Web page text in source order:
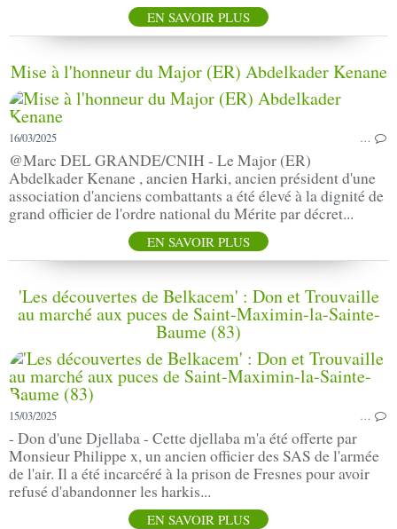
EN SAVOIR PLUS
Mise à l'honneur du Major (ER) Abdelkader Kenane
16/03/2025 …
@Marc DEL GRANDE/CNIH - Le Major (ER)
Abdelkader Kenane , ancien Harki, ancien président d'une
association d'anciens combattants a été élevé à la dignité de
grand officier de l'ordre national du Mérite par décret...
EN SAVOIR PLUS
'Les découvertes de Belkacem' : Don et Trouvaille
au marché aux puces de Saint-Maximin-la-Sainte-
Baume (83)
15/03/2025 …
- Don d'une Djellaba - Cette djellaba m'a été offerte par
Monsieur Philippe x, un ancien officier des SAS de l'armée
de l'air. Il a été incarcéré à la prison de Fresnes pour avoir
refusé d'abandonner les harkis...
EN SAVOIR PLUS